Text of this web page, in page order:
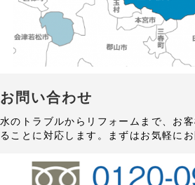
お問い合わせ
水のトラブルからリフォームまで、お
ることに対応します。まずはお気軽に